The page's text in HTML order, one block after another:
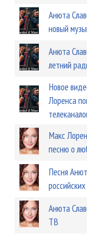
Анюта
новый
Анюта
летний
Новое
Лоренса
Макс
песню о
Песня
Анюта
ТВ